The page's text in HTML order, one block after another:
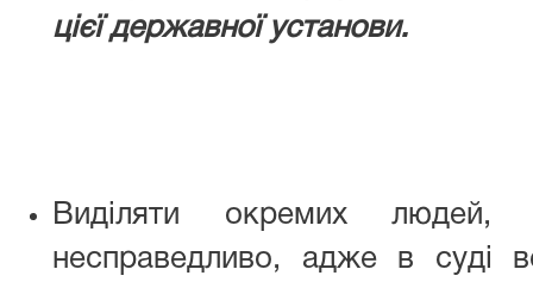
цієї державної установи.
Виділяти окремих
несправедливо, адже в суді